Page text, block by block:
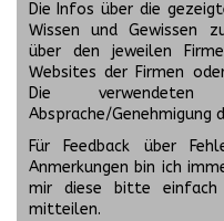
Die Infos über die
Wissen und Gewissen
über den jeweilen
Websites der Firmen
Die
Absprache/Genehmigung
Für Feedback über
Anmerkungen bin ich
mir diese bitte einfach
mitteilen.